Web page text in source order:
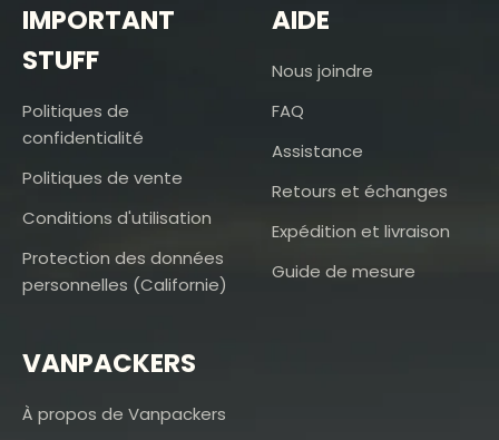
IMPORTANT
STUFF
Politiques de
confidentialité
Politiques de vente
Conditions d'utilisation
Protection des données
personnelles (Californie)
AIDE
Nous joindre
FAQ
Assistance
Retours et échanges
Expédition et livraison
Guide de mesure
VANPACKERS
À propos de Vanpackers